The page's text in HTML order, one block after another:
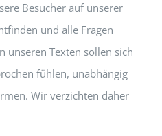
Besucher auf unserer
und alle Fragen
unseren Texten sollen sich
fühlen, unabhängig
Wir verzichten daher